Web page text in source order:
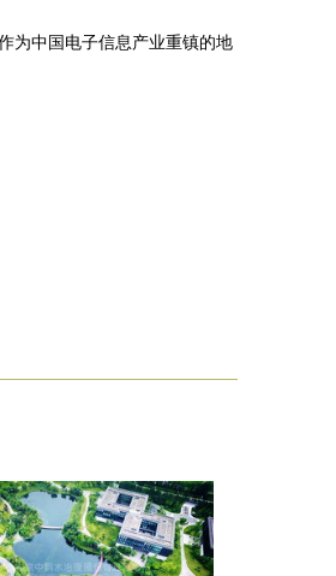
为中国电子信息产业重镇的地